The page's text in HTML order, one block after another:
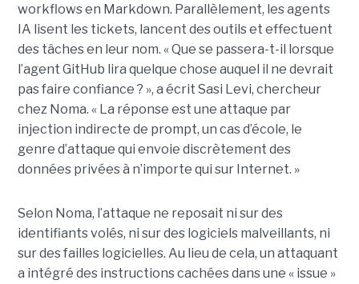
workflows en Markdown. Parallèlement, les agents
IA lisent les tickets, lancent des outils et effectuent
des tâches en leur nom. « Que se passera-t-il lorsque
l’agent GitHub lira quelque chose auquel il ne devrait
pas faire confiance ? », a écrit Sasi Levi, chercheur
chez Noma. « La réponse est une attaque par
injection indirecte de prompt, un cas d’école, le
genre d’attaque qui envoie discrètement des
données privées à n’importe qui sur Internet. »
Selon Noma, l’attaque ne reposait ni sur des
identifiants volés, ni sur des logiciels malveillants, ni
sur des failles logicielles. Au lieu de cela, un attaquant
a intégré des instructions cachées dans une « issue »